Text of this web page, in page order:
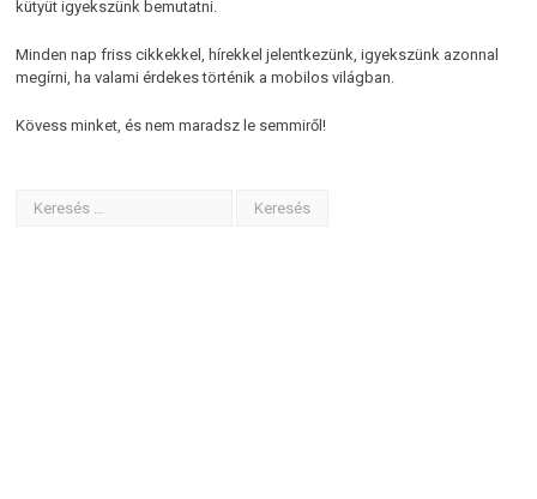
kütyüt igyekszünk bemutatni.
Minden nap friss cikkekkel, hírekkel jelentkezünk, igyekszünk azonnal
megírni, ha valami érdekes történik a mobilos világban.
Kövess minket, és nem maradsz le semmiről!